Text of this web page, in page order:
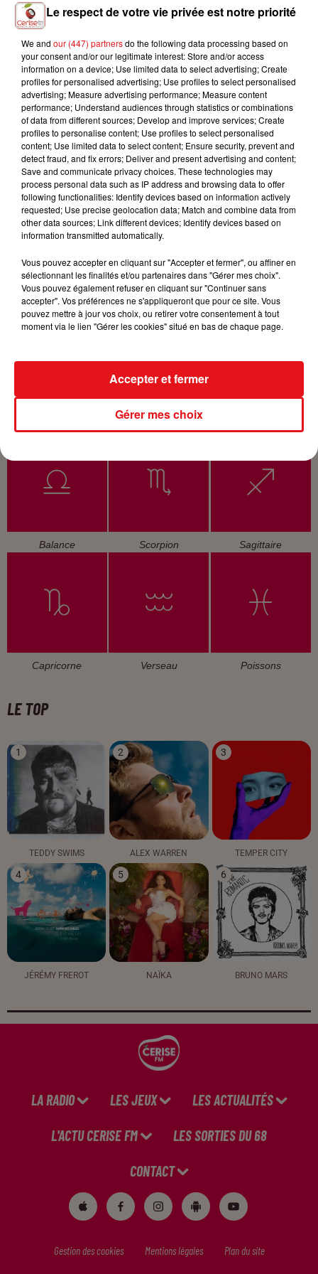
LOST FREQUENCIES
Are You With Me
ALICIA KEYS
Fallin
OFENBACH &
STARSAILOR
Four To The Floor
L'HOROSCOPE
Bélier Taureau Gémeaux
Balance Scorpion Sagittaire
Capricorne Verseau Poissons
LE TOP
1
TEDDY SWIMS
2
ALEX WARREN
3
TEMPER CITY
4
JÉRÉMY FREROT
5
NAÏKA
6
BRUNO MARS
LA RADIO LES JEUX LES ACTUALITÉS
L'ACTU CERISE FM LES SORTIES DU 68
CONTACT
Gestion des cookies Mentions légales Plan du site
Le respect de votre vie privée est notre priorité
We and our (447) partnersdo the following data processing based on
your consent and/or our legitimate interest: Store and/or access
information on a device; Use limited data to select advertising; Create
profiles for personalised advertising; Use profiles to select personalised
advertising; Measure advertising performance; Measure content
performance; Understand audiences through statistics or combinations
of data from different sources; Develop and improve services; Create
profiles to personalise content; Use profiles to select personalised
content; Use limited data to select content; Ensure security, prevent and
detect fraud, and fix errors; Deliver and present advertising and content;
Save and communicate privacy choices. These technologies may
process personal data such as IP address and browsing data to offer
following functionalities: Identify devices based on information actively
requested; Use precise geolocation data; Match and combine data from
other data sources; Link different devices; Identify devices based on
information transmitted automatically.
Vous pouvez accepter en cliquant sur "Accepter et fermer", ou affiner en
sélectionnant les finalités et/ou partenaires dans "Gérer mes choix".
Vous pouvez également refuser en cliquant sur "Continuer sans
accepter". Vos préférences ne s'appliqueront que pour ce site. Vous
pouvez mettre à jour vos choix, ou retirer votre consentement à tout
moment via le lien "Gérer les cookies" situé en bas de chaque page.
Gérer mes choix
Accepter et fermer